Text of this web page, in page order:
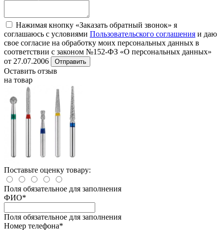
Нажимая кнопку «Заказать обратный звонок» я
соглашаюсь с условиями Пользовательского соглашения и даю
свое согласие на обработку моих персональных данных в
соответствии с законом №152-ФЗ «О персональных данных»
от 27.07.2006
Отправить
Оставить отзыв
на товар
Поставьте оценку товару:
Поля обязательное для заполнения
ФИО*
Поля обязательное для заполнения
Номер телефона*